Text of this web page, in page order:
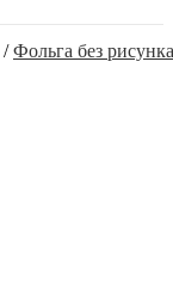
/ Фольга без рисунка